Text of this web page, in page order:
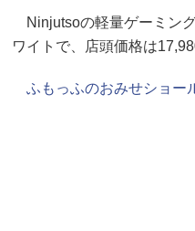
Ninjutsoの軽量ゲーミン
ワイトで、店頭価格は
ふもっふのおみせショー